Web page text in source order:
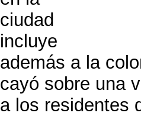
ciudad
incluye
además a la
cayó sobre una
a los residentes